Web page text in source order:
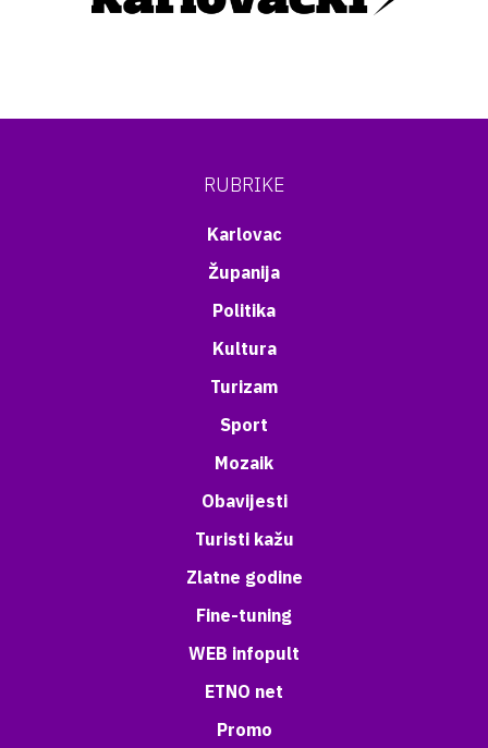
RUBRIKE
Karlovac
Županija
Politika
Kultura
Turizam
Sport
Mozaik
Obavijesti
Turisti kažu
Zlatne godine
Fine-tuning
WEB infopult
ETNO net
Promo